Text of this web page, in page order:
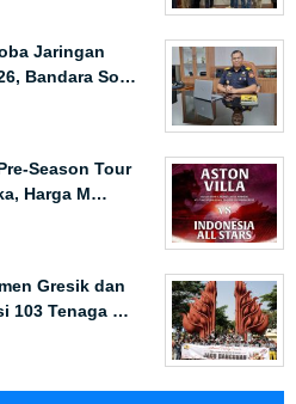
Jaringan
Bandara So…
Season Tour
Harga M…
Gresik dan
103 Tenaga …